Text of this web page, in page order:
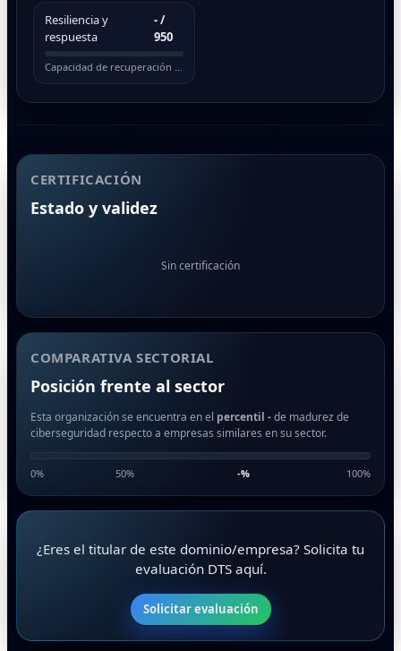
Resiliencia y
respuesta
-/
950
Capacidad de recuperación ante incidentes
CERTIFICACIÓN
Estado y validez
Sin certificación
COMPARATIVA SECTORIAL
Posición frente al sector
Esta organización se encuentra en el percentil -de madurez de
ciberseguridad respecto a empresas similares en su sector.
0% 50% -% 100%
¿Eres el titular de este dominio/empresa? Solicita tu
evaluación DTS aquí.
Solicitar evaluación